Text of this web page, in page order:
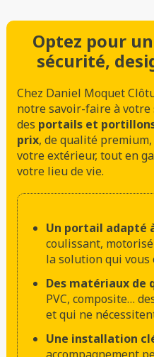
Optez pour
sécurité,
Chez Daniel Moquet
notre savoir-faire à
des portails et
prix, de qualité
votre extérieur, tout en
votre lieu de vie.
Un portail adapté
coulissant,
la solution qui vous
Des matériaux de
PVC, composite…
et qui ne
Une installation